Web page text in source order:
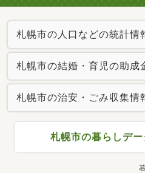
札幌市の人口などの統計情
札幌市の結婚・育児の助成
札幌市の治安・ごみ収集情
札幌市の暮らしデ